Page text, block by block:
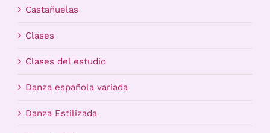
Carrito
Castañuelas
Clases
Clases del estudio
Danza española variada
Danza Estilizada